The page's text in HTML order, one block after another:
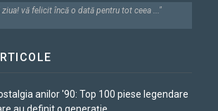
ziua! vă felicit încă o dată pentru tot ceea ..."
anilor '90: Top 100 piese legendare